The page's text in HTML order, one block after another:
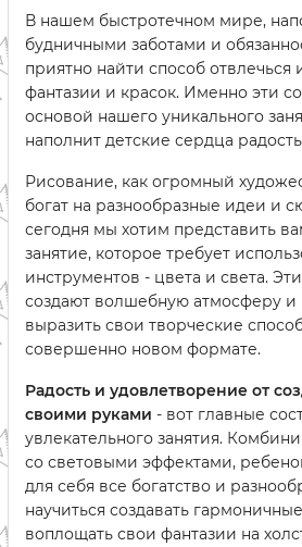
В нашем быстротечном мире,
будничными заботами и
приятно найти способ отвлечься
фантазии и красок. Именно эти
основой нашего уникального
наполнит детские сердца
Рисование, как огромный
богат на разнообразные идеи и
сегодня мы хотим представить
занятие, которое требует
инструментов - цвета и света.
создают волшебную атмосферу и
выразить свои творческие
совершенно новом формате.
Радость и удовлетворение от
своими руками - вот главные
увлекательного занятия.
со световыми эффектами,
для себя все богатство и
научиться создавать
воплощать свои фантазии на